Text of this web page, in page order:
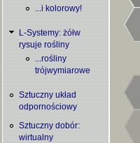
...i kolorowy!
L-Systemy: żółw
rysuje rośliny
...rośliny
trójwymiarowe
Sztuczny układ
odpornościowy
Sztuczny dobór:
wirtualny